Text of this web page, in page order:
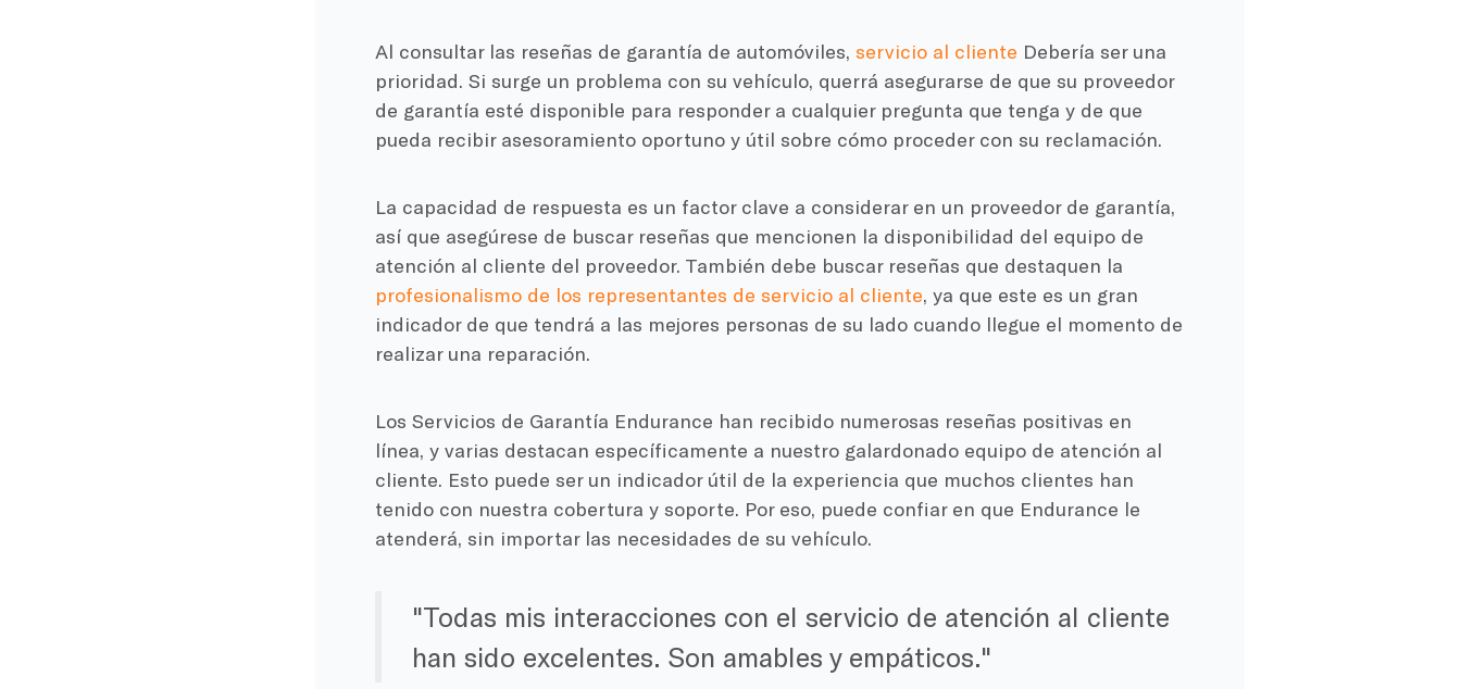
Al consultar las reseñas de garantía de automóviles, servicio al cliente Debería ser una
prioridad. Si surge un problema con su vehículo, querrá asegurarse de que su proveedor
de garantía esté disponible para responder a cualquier pregunta que tenga y de que
pueda recibir asesoramiento oportuno y útil sobre cómo proceder con su reclamación.
La capacidad de respuesta es un factor clave a considerar en un proveedor de garantía,
así que asegúrese de buscar reseñas que mencionen la disponibilidad del equipo de
atención al cliente del proveedor. También debe buscar reseñas que destaquen la
profesionalismo de los representantes de servicio al cliente, ya que este es un gran
indicador de que tendrá a las mejores personas de su lado cuando llegue el momento de
realizar una reparación.
Los Servicios de Garantía Endurance han recibido numerosas reseñas positivas en
línea, y varias destacan específicamente a nuestro galardonado equipo de atención al
cliente. Esto puede ser un indicador útil de la experiencia que muchos clientes han
tenido con nuestra cobertura y soporte. Por eso, puede confiar en que Endurance le
atenderá, sin importar las necesidades de su vehículo.
Todas mis interacciones con el servicio de atención al cliente
han sido excelentes. Son amables y empáticos.